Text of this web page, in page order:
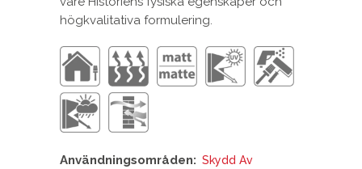
högkvalitativa formulering.
Användningsområden: Skydd Av